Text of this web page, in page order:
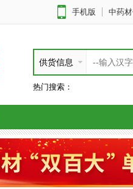
手机版 中药
供货信息
热门搜索：